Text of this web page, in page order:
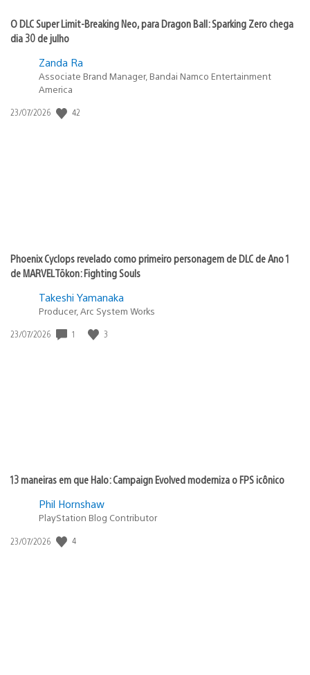
O DLC Super Limit-Breaking Neo, para Dragon Ball: Sparking Zero chega
dia 30 de julho
Zanda Ra
Associate Brand Manager, Bandai Namco Entertainment
America
Data
23/07/2026 42
Phoenix Cyclops revelado como primeiro personagem de DLC de Ano 1
de MARVEL Tōkon: Fighting Souls
Takeshi Yamanaka
Producer, Arc System Works
Data
23/07/2026 1 3
13 maneiras em que Halo: Campaign Evolved moderniza o FPS icônico
Phil Hornshaw
PlayStation Blog Contributor
Data
23/07/2026 4